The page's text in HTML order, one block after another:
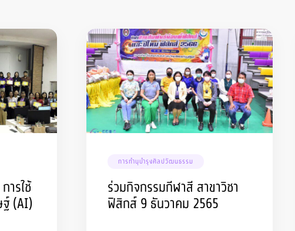
ารใช้
(AI)
การทำนุบำรุงศิลปวัฒนธรรม
ร่วมกิจกรรมกีฬาสี สาขาวิชา
ฟิสิกส์ 9 ธันวาคม 2565